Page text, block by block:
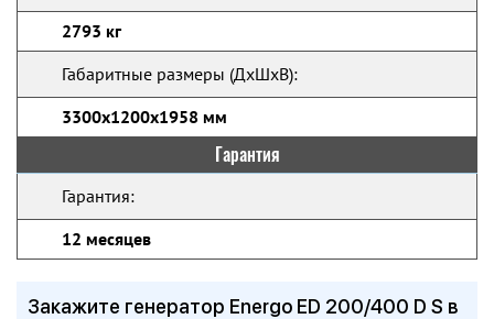
2793 кг
Габаритные размеры (ДхШхВ):
3300х1200х1958 мм
Гарантия
Гарантия:
12 месяцев
Закажите генератор Energo ED 200/400 D S в